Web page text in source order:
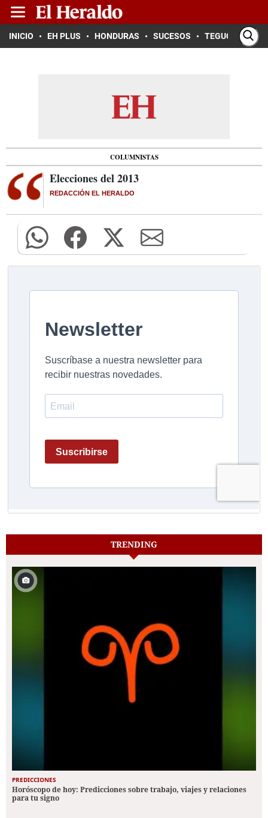
INICIO EH PLUS HONDURAS SUCESOS TEGUCIGALPA
COLUMNISTAS
Elecciones del 2013
REDACCIÓN EL HERALDO
TRENDING
PREDICCIONES
Horóscopo de hoy: Predicciones sobre trabajo, viajes y relaciones
para tu signo